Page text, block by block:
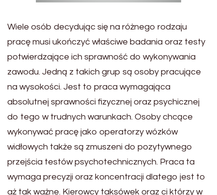
Wiele osób decydując się na różnego rodzaju
pracę musi ukończyć właściwe badania oraz testy
potwierdzające ich sprawność do wykonywania
zawodu. Jedną z takich grup są osoby pracujące
na wysokości. Jest to praca wymagająca
absolutnej sprawności fizycznej oraz psychicznej
do tego w trudnych warunkach. Osoby chcące
wykonywać pracę jako operatorzy wózków
widłowych także są zmuszeni do pozytywnego
przejścia testów psychotechnicznych. Praca ta
wymaga precyzji oraz koncentracji dlatego jest to
aż tak ważne. Kierowcy taksówek oraz ci którzy w